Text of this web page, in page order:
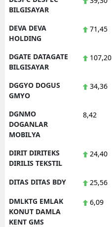
BILGISAYAR
DEVA DEVA
HOLDING
71,45
DGATE DATAGATE
BILGISAYAR
107,20
DGGYO DOGUS
GMYO
34,36
DGNMO
DOGANLAR
MOBILYA
8,42
DIRIT DIRITEKS
DIRILIS TEKSTIL
24,40
DITAS DITAS BDY 25,56
DMLKTG EMLAK
KONUT DAMLA
KENT GMS
6,09